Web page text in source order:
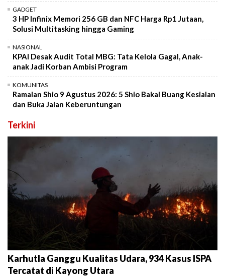
GADGET
3 HP Infinix Memori 256 GB dan NFC Harga Rp1 Jutaan,
Solusi Multitasking hingga Gaming
NASIONAL
KPAI Desak Audit Total MBG: Tata Kelola Gagal, Anak-
anak Jadi Korban Ambisi Program
KOMUNITAS
Ramalan Shio 9 Agustus 2026: 5 Shio Bakal Buang Kesialan
dan Buka Jalan Keberuntungan
Terkini
Karhutla Ganggu Kualitas Udara, 934 Kasus ISPA
Tercatat di Kayong Utara